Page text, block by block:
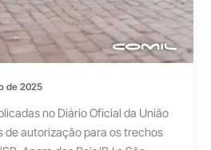
de 2025
no Diário Oficial da União
de autorização para os trechos